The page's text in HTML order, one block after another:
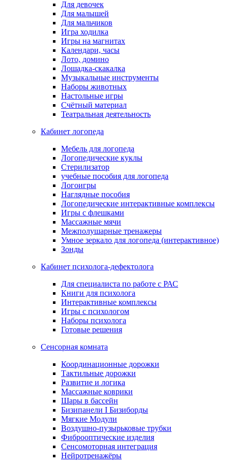
Для девочек
Для малышей
Для мальчиков
Игра ходилка
Игры на магнитах
Календари, часы
Лото, домино
Лошадка-скакалка
Музыкальные инструменты
Наборы животных
Настольные игры
Счётный материал
Театральная деятельность
Кабинет логопеда
Мебель для логопеда
Логопедические куклы
Стерилизатор
учебные пособия для логопеда
Логоигры
Наглядные пособия
Логопедические интерактивные комплексы
Игры с флешками
Массажные мячи
Межполушарные тренажеры
Умное зеркало для логопеда (интерактивное)
Зонды
Кабинет психолога-дефектолога
Для специалиста по работе с РАС
Книги для психолога
Интерактивные комплексы
Игры с психологом
Наборы психолога
Готовые решения
Сенсорная комната
Координационные дорожки
Тактильные дорожки
Развитие и логика
Массажные коврики
Шары в бассейн
Бизипанели I Бизиборды
Мягкие Модули
Воздушно-пузырьковые трубки
Фиброоптические изделия
Сенсомоторная интеграция
Нейротренажёры